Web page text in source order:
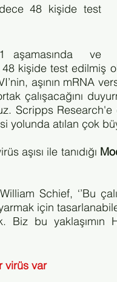
48 kişide test
aşamasında  ve
kişide test edilmiş
aşının mRNA
çalışacağını
Scripps
yolunda atılan çok
aşısı ile tanıdığı
Schief, ‘’Bu
için
Biz bu yaklaşımın
virüs var